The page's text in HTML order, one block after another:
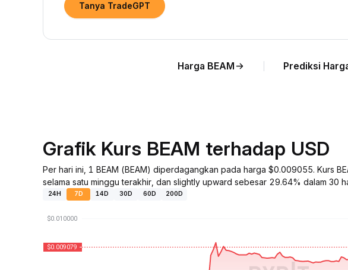
Tanya TradeGPT
Harga BEAM Prediksi
Grafik Kurs BEAM terhadap USD
Per hari ini, 1 BEAM (BEAM) diperdagangkan pada harga $0.009055. Kurs
selama satu minggu terakhir, dan slightly upward sebesar 29.64% dalam 30
24H 7D 14D 30D 60D 200D